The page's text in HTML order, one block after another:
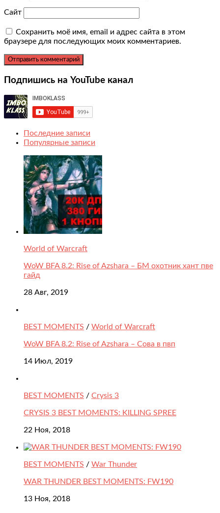
Сайт
Сохранить моё имя, email и адрес сайта в этом
браузере для последующих моих комментариев.
Подпишись на YouTube канал
Последние записи
Популярные записи
World of Warcraft
WoW BFA 8.2: Rise of Azshara – БМ охотник хант пве
гайд
28 Авг, 2019
BEST MOMENTS / World of Warcraft
WoW BFA 8.2: Rise of Azshara – Сова в пвп
14 Июл, 2019
BEST MOMENTS / Crysis 3
CRYSIS 3 BEST MOMENTS: KILLING SPREE
22 Ноя, 2018
BEST MOMENTS / War Thunder
WAR THUNDER BEST MOMENTS: FW190
13 Ноя, 2018